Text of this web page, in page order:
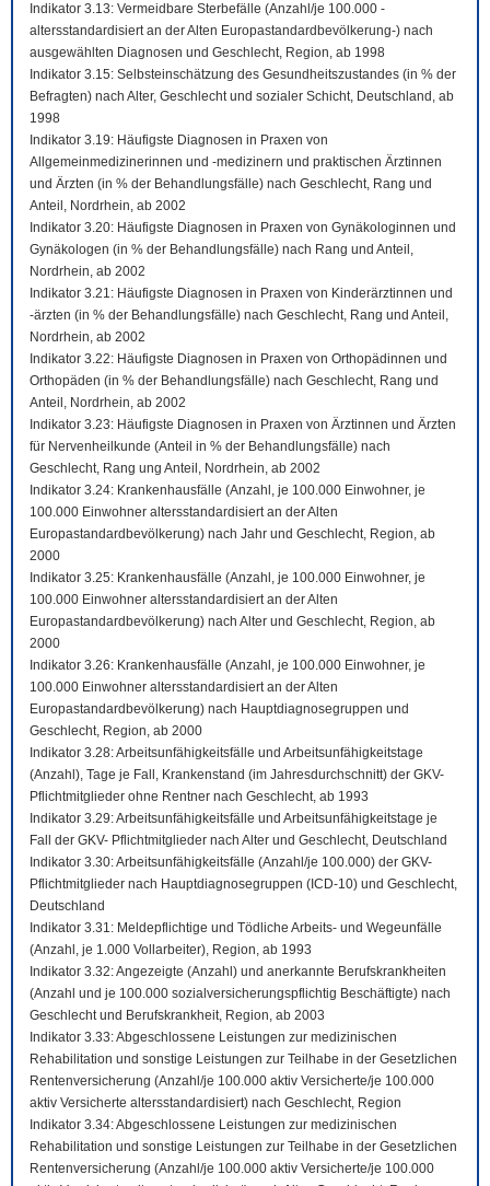
Indikator 3.13: Vermeidbare Sterbefälle (Anzahl/je 100.000 -
altersstandardisiert an der Alten Europastandardbevölkerung-) nach
ausgewählten Diagnosen und Geschlecht, Region, ab 1998
Indikator 3.15: Selbsteinschätzung des Gesundheitszustandes (in % der
Befragten) nach Alter, Geschlecht und sozialer Schicht, Deutschland, ab
1998
Indikator 3.19: Häufigste Diagnosen in Praxen von
Allgemeinmedizinerinnen und -medizinern und praktischen Ärztinnen
und Ärzten (in % der Behandlungsfälle) nach Geschlecht, Rang und
Anteil, Nordrhein, ab 2002
Indikator 3.20: Häufigste Diagnosen in Praxen von Gynäkologinnen und
Gynäkologen (in % der Behandlungsfälle) nach Rang und Anteil,
Nordrhein, ab 2002
Indikator 3.21: Häufigste Diagnosen in Praxen von Kinderärztinnen und
-ärzten (in % der Behandlungsfälle) nach Geschlecht, Rang und Anteil,
Nordrhein, ab 2002
Indikator 3.22: Häufigste Diagnosen in Praxen von Orthopädinnen und
Orthopäden (in % der Behandlungsfälle) nach Geschlecht, Rang und
Anteil, Nordrhein, ab 2002
Indikator 3.23: Häufigste Diagnosen in Praxen von Ärztinnen und Ärzten
für Nervenheilkunde (Anteil in % der Behandlungsfälle) nach
Geschlecht, Rang ung Anteil, Nordrhein, ab 2002
Indikator 3.24: Krankenhausfälle (Anzahl, je 100.000 Einwohner, je
100.000 Einwohner altersstandardisiert an der Alten
Europastandardbevölkerung) nach Jahr und Geschlecht, Region, ab
2000
Indikator 3.25: Krankenhausfälle (Anzahl, je 100.000 Einwohner, je
100.000 Einwohner altersstandardisiert an der Alten
Europastandardbevölkerung) nach Alter und Geschlecht, Region, ab
2000
Indikator 3.26: Krankenhausfälle (Anzahl, je 100.000 Einwohner, je
100.000 Einwohner altersstandardisiert an der Alten
Europastandardbevölkerung) nach Hauptdiagnosegruppen und
Geschlecht, Region, ab 2000
Indikator 3.28: Arbeitsunfähigkeitsfälle und Arbeitsunfähigkeitstage
(Anzahl), Tage je Fall, Krankenstand (im Jahresdurchschnitt) der GKV-
Pflichtmitglieder ohne Rentner nach Geschlecht, ab 1993
Indikator 3.29: Arbeitsunfähigkeitsfälle und Arbeitsunfähigkeitstage je
Fall der GKV- Pflichtmitglieder nach Alter und Geschlecht, Deutschland
Indikator 3.30: Arbeitsunfähigkeitsfälle (Anzahl/je 100.000) der GKV-
Pflichtmitglieder nach Hauptdiagnosegruppen (ICD-10) und Geschlecht,
Deutschland
Indikator 3.31: Meldepflichtige und Tödliche Arbeits- und Wegeunfälle
(Anzahl, je 1.000 Vollarbeiter), Region, ab 1993
Indikator 3.32: Angezeigte (Anzahl) und anerkannte Berufskrankheiten
(Anzahl und je 100.000 sozialversicherungspflichtig Beschäftigte) nach
Geschlecht und Berufskrankheit, Region, ab 2003
Indikator 3.33: Abgeschlossene Leistungen zur medizinischen
Rehabilitation und sonstige Leistungen zur Teilhabe in der Gesetzlichen
Rentenversicherung (Anzahl/je 100.000 aktiv Versicherte/je 100.000
aktiv Versicherte altersstandardisiert) nach Geschlecht, Region
Indikator 3.34: Abgeschlossene Leistungen zur medizinischen
Rehabilitation und sonstige Leistungen zur Teilhabe in der Gesetzlichen
Rentenversicherung (Anzahl/je 100.000 aktiv Versicherte/je 100.000